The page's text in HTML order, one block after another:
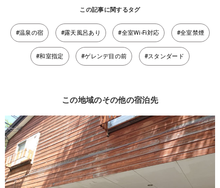
この記事に関するタグ
#温泉の宿 #露天風呂あり #全室Wi-Fi対応 #全室禁煙
#和室指定 #ゲレンデ目の前 #スタンダード
この地域のその他の宿泊先